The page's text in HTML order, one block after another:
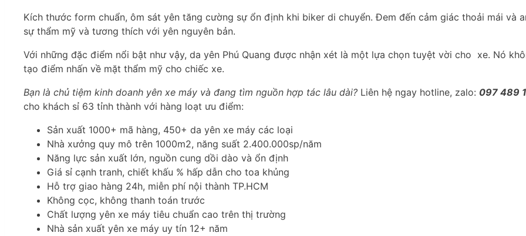
Kích thước form chuẩn, ôm sát yên tăng cường sự ổn định khi biker di chuyển. Đem đến cảm giác thoải mái và
sự thẩm mỹ và tương thích với yên nguyên bản.
Với những đặc điểm nổi bật như vậy, da yên Phú Quang được nhận xét là một lựa chọn tuyệt vời cho xe. Nó
tạo điểm nhấn về mặt thẩm mỹ cho chiếc xe.
Bạn là chủ tiệm kinh doanh yên xe máy và đang tìm nguồn hợp tác lâu dài? Liên hệ ngay hotline, zalo: 097 489
cho khách sỉ 63 tỉnh thành với hàng loạt ưu điểm:
Sản xuất 1000+ mã hàng, 450+ da yên xe máy các loại
Nhà xưởng quy mô trên 1000m2, năng suất 2.400.000sp/năm
Năng lực sản xuất lớn, nguồn cung dồi dào và ổn định
Giá sỉ cạnh tranh, chiết khấu % hấp dẫn cho toa khủng
Hỗ trợ giao hàng 24h, miễn phí nội thành TP.HCM
Không cọc, không thanh toán trước
Chất lượng yên xe máy tiêu chuẩn cao trên thị trường
Nhà sản xuất yên xe máy uy tín 12+ năm